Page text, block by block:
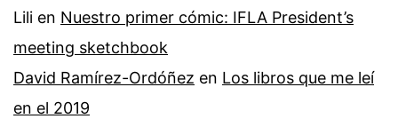
Lili en Nuestro primer cómic: IFLA President’s
meeting sketchbook
David Ramírez-Ordóñez en Los libros que me leí
en el 2019